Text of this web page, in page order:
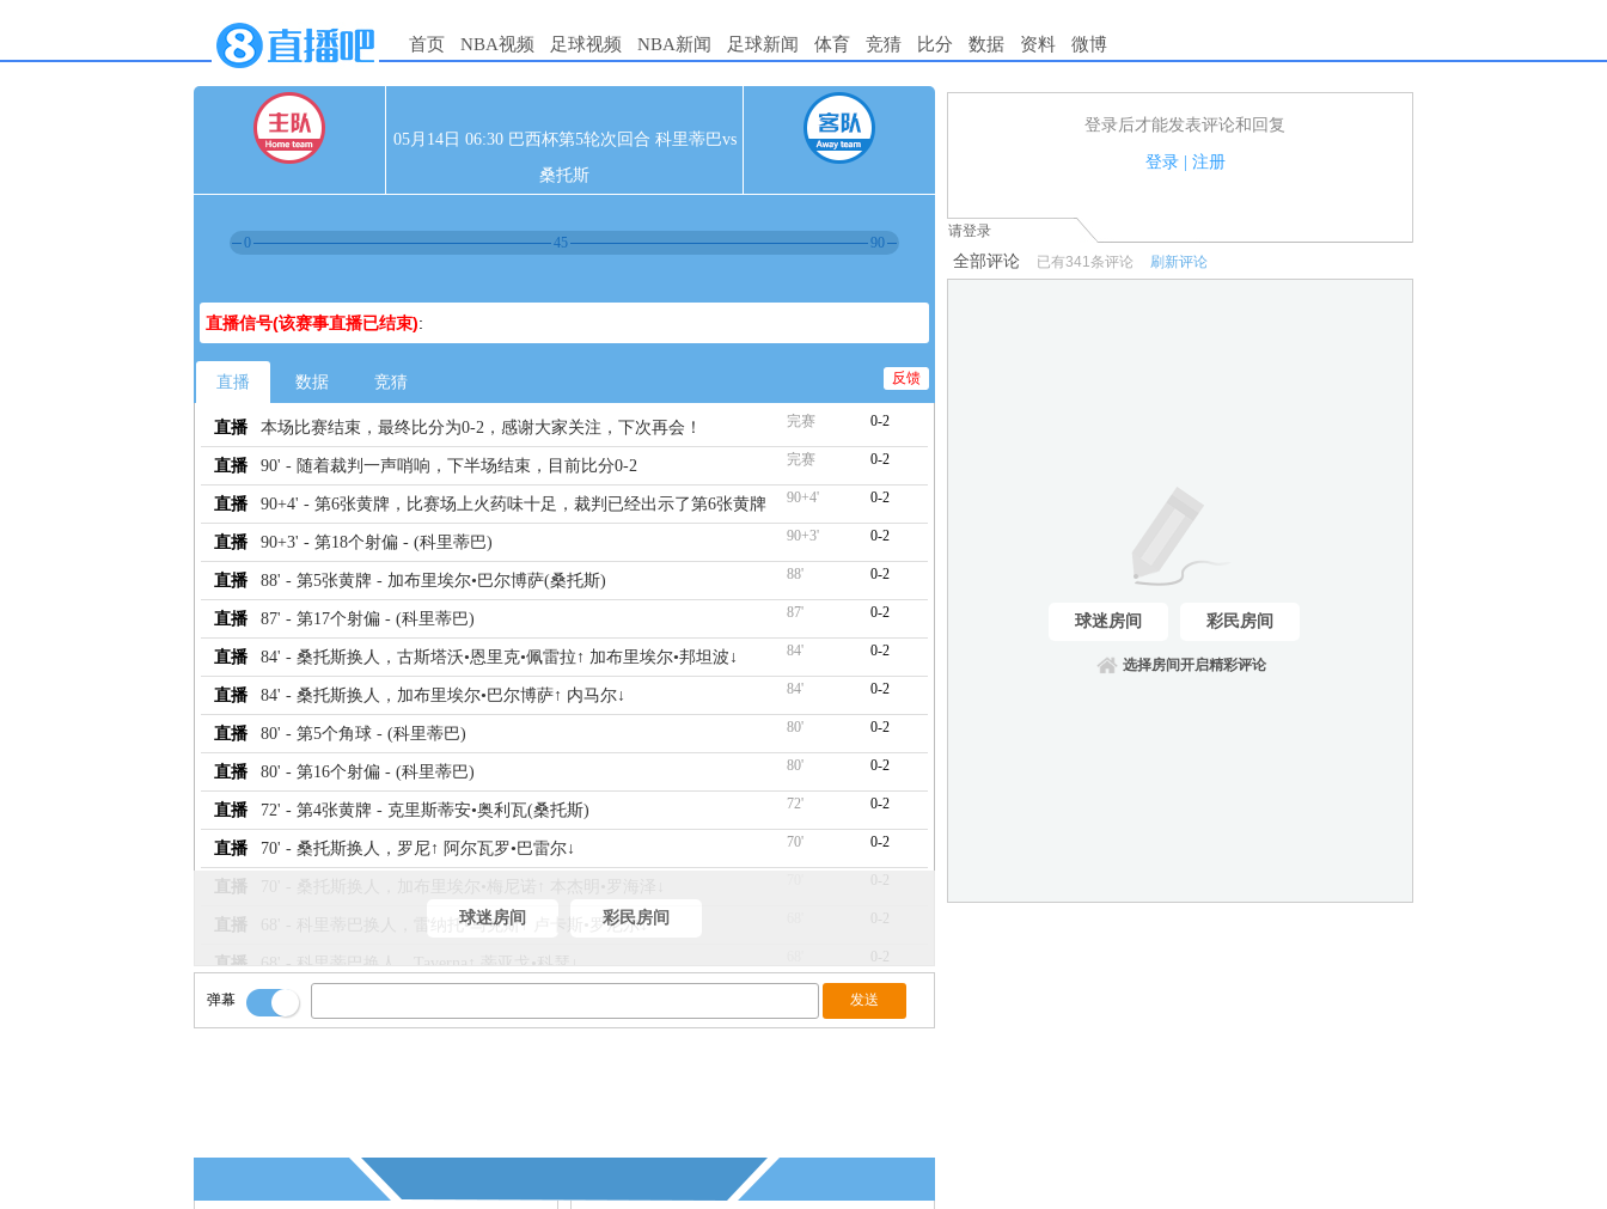
首页 NBA视频 足球视频 NBA新闻 足球新闻 体育 竞猜 比分 数据 资料 微博
05月14日 06:30 巴西杯第5轮次回合 科里蒂巴vs
桑托斯
0 45 90
直播信号(该赛事直播已结束):
直播 数据 竞猜 反馈
直播 本场比赛结束，最终比分为0-2，感谢大家关注，下次再会！ 完赛 0-2
直播 90' - 随着裁判一声哨响，下半场结束，目前比分0-2 完赛 0-2
直播 90+4' - 第6张黄牌，比赛场上火药味十足，裁判已经出示了第6张黄牌 90+4' 0-2
直播 90+3' - 第18个射偏 - (科里蒂巴) 90+3' 0-2
直播 88' - 第5张黄牌 - 加布里埃尔•巴尔博萨(桑托斯) 88' 0-2
直播 87' - 第17个射偏 - (科里蒂巴) 87' 0-2
直播 84' - 桑托斯换人，古斯塔沃•恩里克•佩雷拉↑ 加布里埃尔•邦坦波↓ 84' 0-2
直播 84' - 桑托斯换人，加布里埃尔•巴尔博萨↑ 内马尔↓ 84' 0-2
直播 80' - 第5个角球 - (科里蒂巴) 80' 0-2
直播 80' - 第16个射偏 - (科里蒂巴) 80' 0-2
直播 72' - 第4张黄牌 - 克里斯蒂安•奥利瓦(桑托斯) 72' 0-2
直播 70' - 桑托斯换人，罗尼↑ 阿尔瓦罗•巴雷尔↓ 70' 0-2
直播 0-2
直播 68' - 科里蒂巴换人，雷纳托•马克斯↑ 卢卡斯•罗尼尔↓ 0-2
直播 68' - 科里蒂巴换人，Taverna↑ 蒂亚戈•科瑟↓ 0-2
直播 67' - 第15个射偏 - (科里蒂巴) 0-2
球迷房间 彩民房间
弹幕
登录后才能发表评论和回复
登录| 注册
1.电脑端新用户可以发表评论了！
请登录
全部评论 已有341条评论 刷新评论
球迷房间 彩民房间
选择房间开启精彩评论